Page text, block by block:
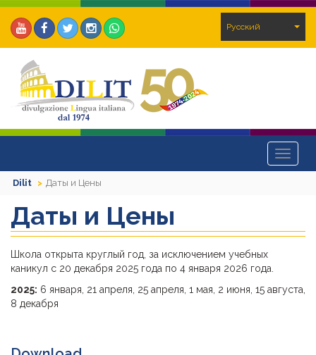
Pусский
Toggle
Dilit
Даты и Цены
Даты и Цены
Школа открыта круглый год, за исключением учебных
каникул с 20 декабря 2025 года по 4 января 2026 года.
2025: 6 января, 21 апреля, 25 апреля, 1 мая, 2 июня, 15 августа,
8 декабря